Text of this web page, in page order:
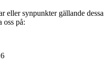
eller synpunkter gällande dessa
oss på: